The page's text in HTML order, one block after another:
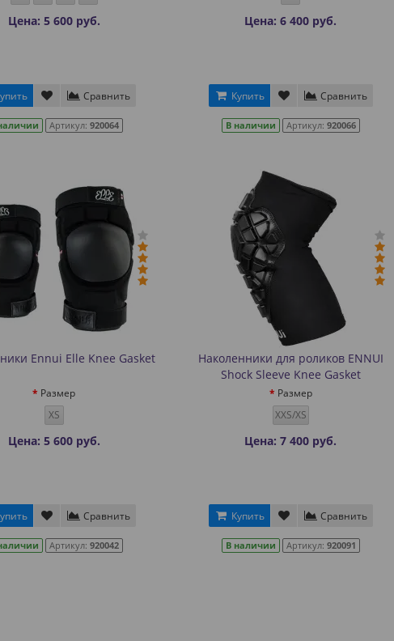
Цена: 5 600 руб.
Сравнить
Артикул:920064
Цена: 6 400 руб.
Купить Сравнить
В наличии Артикул: 920066
Ennui Elle Knee Gasket
Размер
XS
Цена: 5 600 руб.
Сравнить
Артикул:920042
Наколенники для роликов ENNUI
Shock Sleeve Knee Gasket
Размер
XXS/XS
Цена: 7 400 руб.
Купить Сравнить
В наличии Артикул: 920091